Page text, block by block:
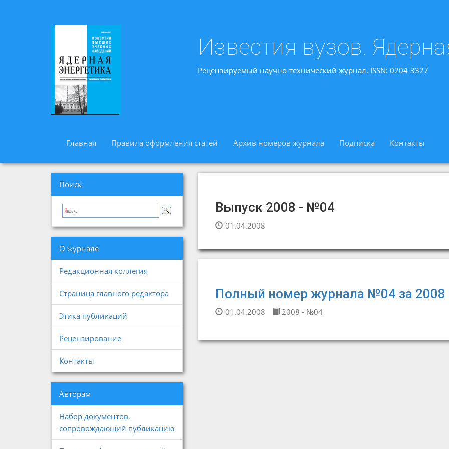
Известия вузов.
Рецензируемый научно-технический журнал. ISSN: 0204-3327
Главная Правила оформления статей Архив номеров журнала Подписка Контакты
Поиск
О журнале
Редакционная коллегия
Страница главного редактора
Этика публикаций
Рецензирование
Контакты
Авторам
Набор документов,
сопровождающий публикацию
Выпуск 2008 - №04
01.04.2008
Полный номер журнала №04 за 2008
01.04.2008 2008 - №04